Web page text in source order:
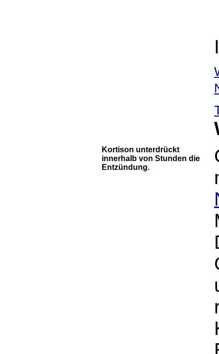
Kortison unterdrückt
innerhalb von Stunden die
Entzündung.